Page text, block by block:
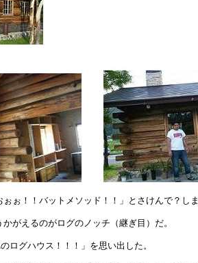
！バットメソッド！！」とさけんで？しま
るのがログのノッチ（継ぎ目）だ。
ハウス！！！」を思い出した。